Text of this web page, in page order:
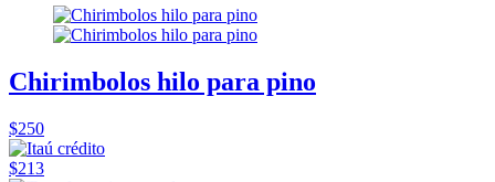
Chirimbolos hilo para pino
$250
$213